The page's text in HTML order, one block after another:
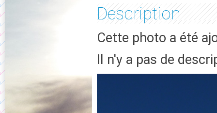
Description
Cette photo a été
Il n'y a pas de